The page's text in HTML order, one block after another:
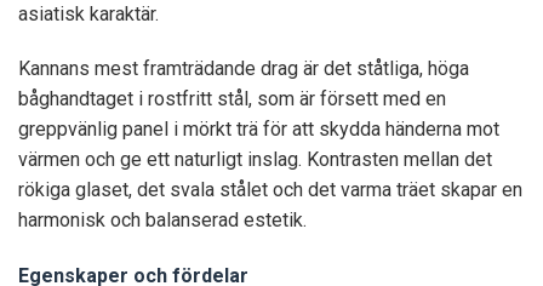
asiatisk karaktär.
Kannans mest framträdande drag är det ståtliga, höga
båghandtaget i rostfritt stål, som är försett med en
greppvänlig panel i mörkt trä för att skydda händerna mot
värmen och ge ett naturligt inslag. Kontrasten mellan det
rökiga glaset, det svala stålet och det varma träet skapar en
harmonisk och balanserad estetik.
Egenskaper och fördelar